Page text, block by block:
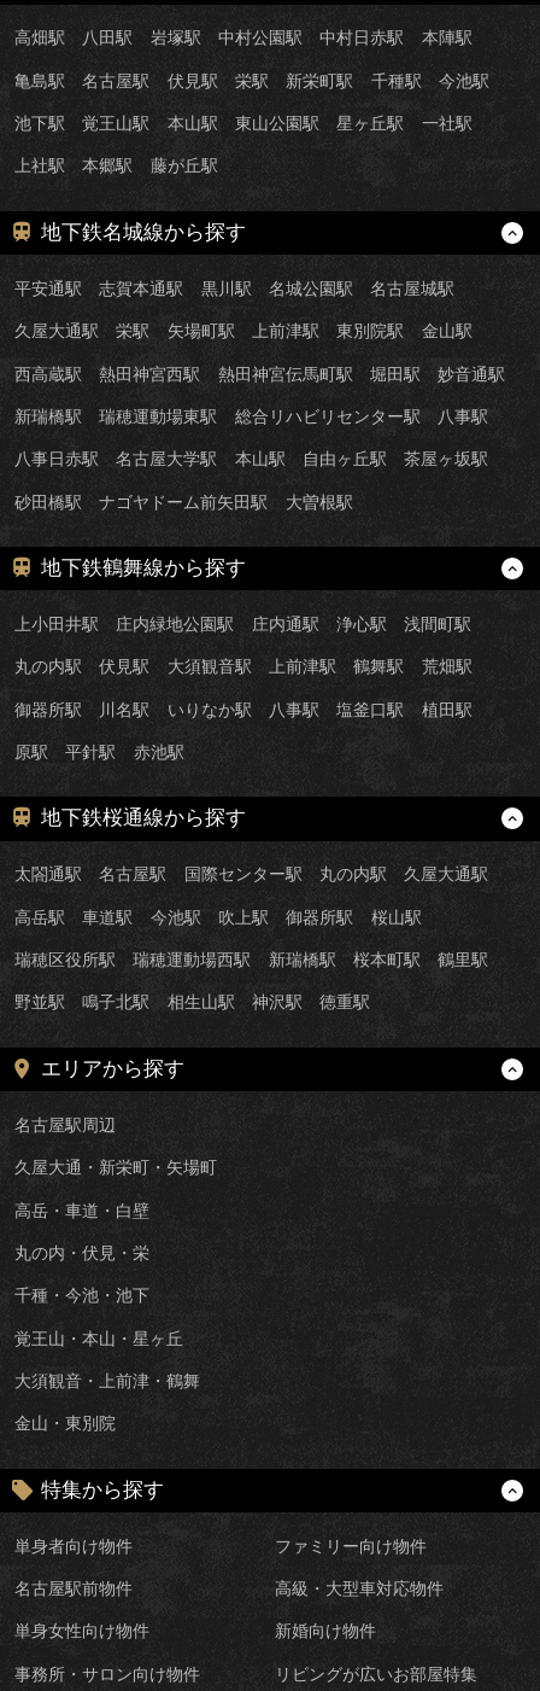
高畑駅 八田駅 岩塚駅 中村公園駅 中村日赤駅 本陣駅
亀島駅 名古屋駅 伏見駅 栄駅 新栄町駅 千種駅 今池駅
池下駅 覚王山駅 本山駅 東山公園駅 星ヶ丘駅 一社駅
上社駅 本郷駅 藤が丘駅
地下鉄名城線から探す
平安通駅 志賀本通駅 黒川駅 名城公園駅 名古屋城駅
久屋大通駅 栄駅 矢場町駅 上前津駅 東別院駅 金山駅
西高蔵駅 熱田神宮西駅 熱田神宮伝馬町駅 堀田駅 妙音通駅
新瑞橋駅 瑞穂運動場東駅 総合リハビリセンター駅 八事駅
八事日赤駅 名古屋大学駅 本山駅 自由ヶ丘駅 茶屋ヶ坂駅
砂田橋駅 ナゴヤドーム前矢田駅 大曽根駅
地下鉄鶴舞線から探す
上小田井駅 庄内緑地公園駅 庄内通駅 浄心駅 浅間町駅
丸の内駅 伏見駅 大須観音駅 上前津駅 鶴舞駅 荒畑駅
御器所駅 川名駅 いりなか駅 八事駅 塩釜口駅 植田駅
原駅 平針駅 赤池駅
地下鉄桜通線から探す
太閤通駅 名古屋駅 国際センター駅 丸の内駅 久屋大通駅
高岳駅 車道駅 今池駅 吹上駅 御器所駅 桜山駅
瑞穂区役所駅 瑞穂運動場西駅 新瑞橋駅 桜本町駅 鶴里駅
野並駅 鳴子北駅 相生山駅 神沢駅 徳重駅
エリアから探す
名古屋駅周辺
久屋大通・新栄町・矢場町
高岳・車道・白壁
丸の内・伏見・栄
千種・今池・池下
覚王山・本山・星ヶ丘
大須観音・上前津・鶴舞
金山・東別院
特集から探す
単身者向け物件 ファミリー向け物件
名古屋駅前物件 高級・大型車対応物件
単身女性向け物件 新婚向け物件
事務所・サロン向け物件 リビングが広いお部屋特集